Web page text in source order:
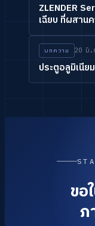
ZLENDER
เฉียบ ที่ผสาน
ออกแบบ
บทความ 20 มิ.
ประตูอลูมิเนี
ขอ
ภ